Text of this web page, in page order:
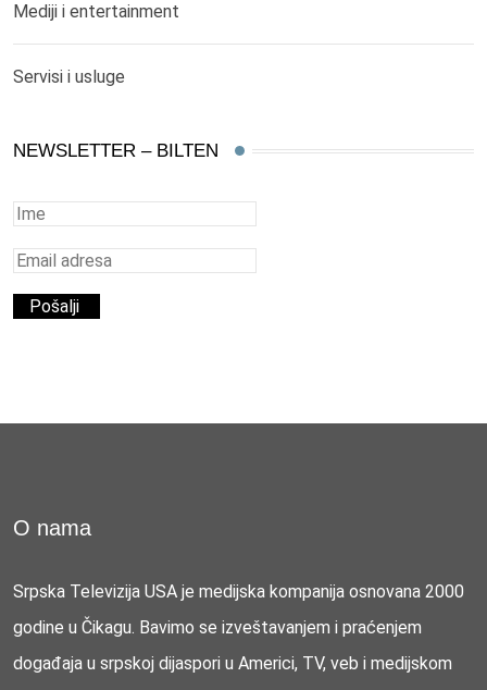
Mediji i entertainment
Servisi i usluge
NEWSLETTER – BILTEN
O nama
Srpska Televizija USA je medijska kompanija osnovana 2000
godine u Čikagu. Bavimo se izveštavanjem i praćenjem
događaja u srpskoj dijaspori u Americi, TV, veb i medijskom